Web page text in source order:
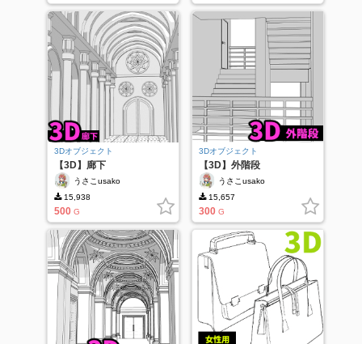
3Dオブジェクト
【3D】廊下
うさこusako
15,938
500 G
3Dオブジェクト
【3D】外階段
うさこusako
15,657
300 G